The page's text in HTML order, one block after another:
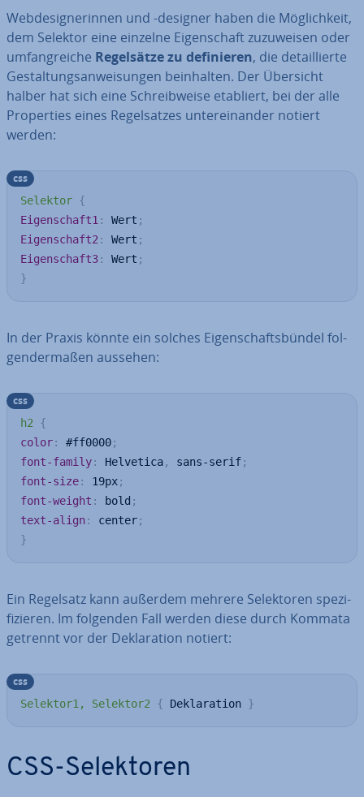
Web­de­si­gne­rin­nen und -designer haben die Mög­lich­keit,
dem Selektor eine einzelne Ei­gen­schaft zu­zu­wei­sen oder
um­fang­rei­che Re­gel­sät­ze zu de­fi­nie­ren, die de­tail­lier­te
Ge­stal­tungs­an­wei­sun­gen be­inhal­ten. Der Übersicht
halber hat sich eine Schreib­wei­se etabliert, bei der alle
Pro­per­ties eines Re­gel­sat­zes un­ter­ein­an­der notiert
werden:
Selektor {
Eigenschaft1 : Wert ;
Eigenschaft2 : Wert ;
Eigenschaft3: Wert ;
}
css
In der Praxis könnte ein solches Ei­gen­schafts­bün­del fol­
gen­der­ma­ßen aussehen:
h2
{
color: #ff0000;
font-family: Helvetica, sans-serif;
font-size: 19px;
font-weight : bold ;
text-align: center;
}
css
Ein Regelsatz kann außerdem mehrere Se­lek­to­ren spe­zi­
fi­zie­ren. Im folgenden Fall werden diese durch Kommata
getrennt vor der De­kla­ra­ti­on notiert:
Selektor1, Selektor2 { Deklaration }
css
CSS-Se­lek­to­ren